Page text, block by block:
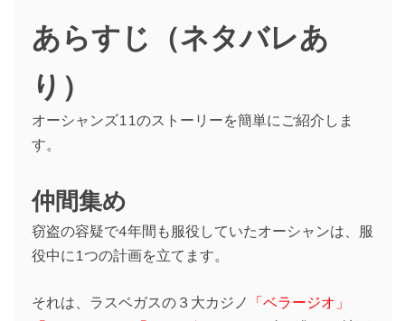
あらすじ（ネタバレあ
り）
オーシャンズ11のストーリーを簡単にご紹介しま
す。
仲間集め
窃盗の容疑で4年間も服役していたオーシャンは、服
役中に1つの計画を立てます。
それは、ラスベガスの３大カジノ 「ベラージオ」